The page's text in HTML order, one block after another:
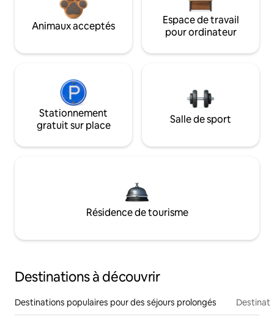
Animaux acceptés
Espace de travail
pour ordinateur
Stationnement
gratuit sur place
Salle de sport
Résidence de tourisme
Destinations à découvrir
Destinations populaires pour des séjours prolongés